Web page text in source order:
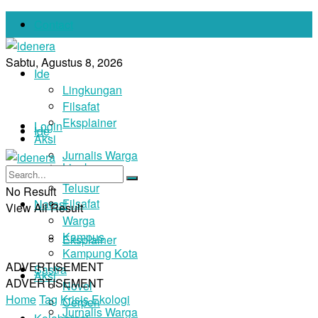
Sabtu, Agustus 8, 2026
Login
Ide
Lingkungan
Filsafat
Eksplainer
Aksi
Jurnalis Warga
Foto
Telusur
Narasi
Warga
Kampus
Kampung Kota
Sastra
Novel
Cerpen
Ide
Lingkungan
Filsafat
Eksplainer
Aksi
Jurnalis Warga
No Result
View All Result
ADVERTISEMENT
ADVERTISEMENT
HomeTag Krisis Ekologi